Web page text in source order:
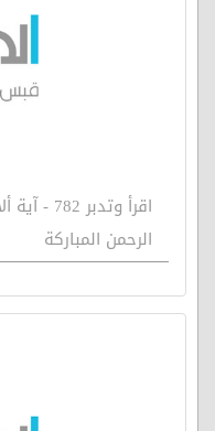
اقرأ
الرحمن المباركة